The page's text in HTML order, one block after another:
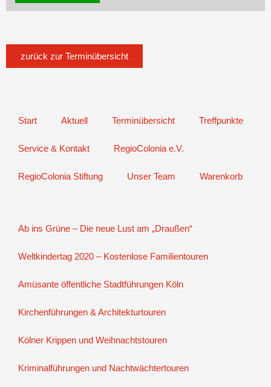
zurück zur Terminübersicht
Start Aktuell Terminübersicht Treffpunkte
Service & Kontakt RegioColonia e.V.
RegioColonia Stiftung Unser Team Warenkorb
Ab ins Grüne – Die neue Lust am „Draußen“
Weltkindertag 2020 – Kostenlose Familientouren
Amüsante öffentliche Stadtführungen Köln
Kirchenführungen & Architekturtouren
Kölner Krippen und Weihnachtstouren
Kriminalführungen und Nachtwächtertouren